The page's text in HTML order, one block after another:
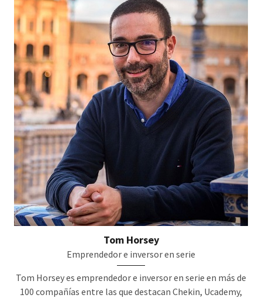
Tom Horsey
Emprendedor e inversor en serie
Tom Horsey es emprendedor e inversor en serie en más de
100 compañías entre las que destacan Chekin, Ucademy,